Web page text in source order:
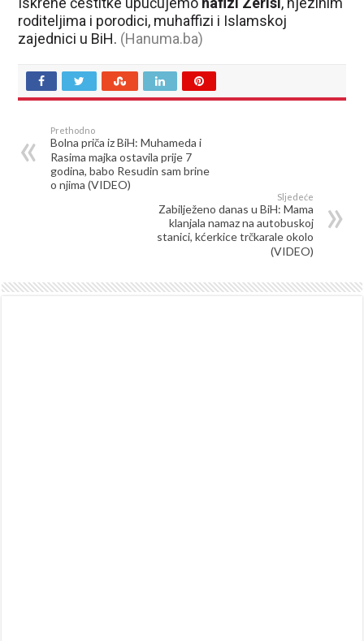
roditeljima i porodici, muhaffizi i Islamskoj
zajednici u BiH. (Hanuma.ba)
Prethodno
Bolna priča iz BiH: Muhameda i
Rasima majka ostavila prije 7
godina, babo Resudin sam brine
o njima (VIDEO)
Sljedeće
Zabilježeno danas u BiH: Mama
klanjala namaz na autobuskoj
stanici, kćerkice trčkarale okolo
(VIDEO)